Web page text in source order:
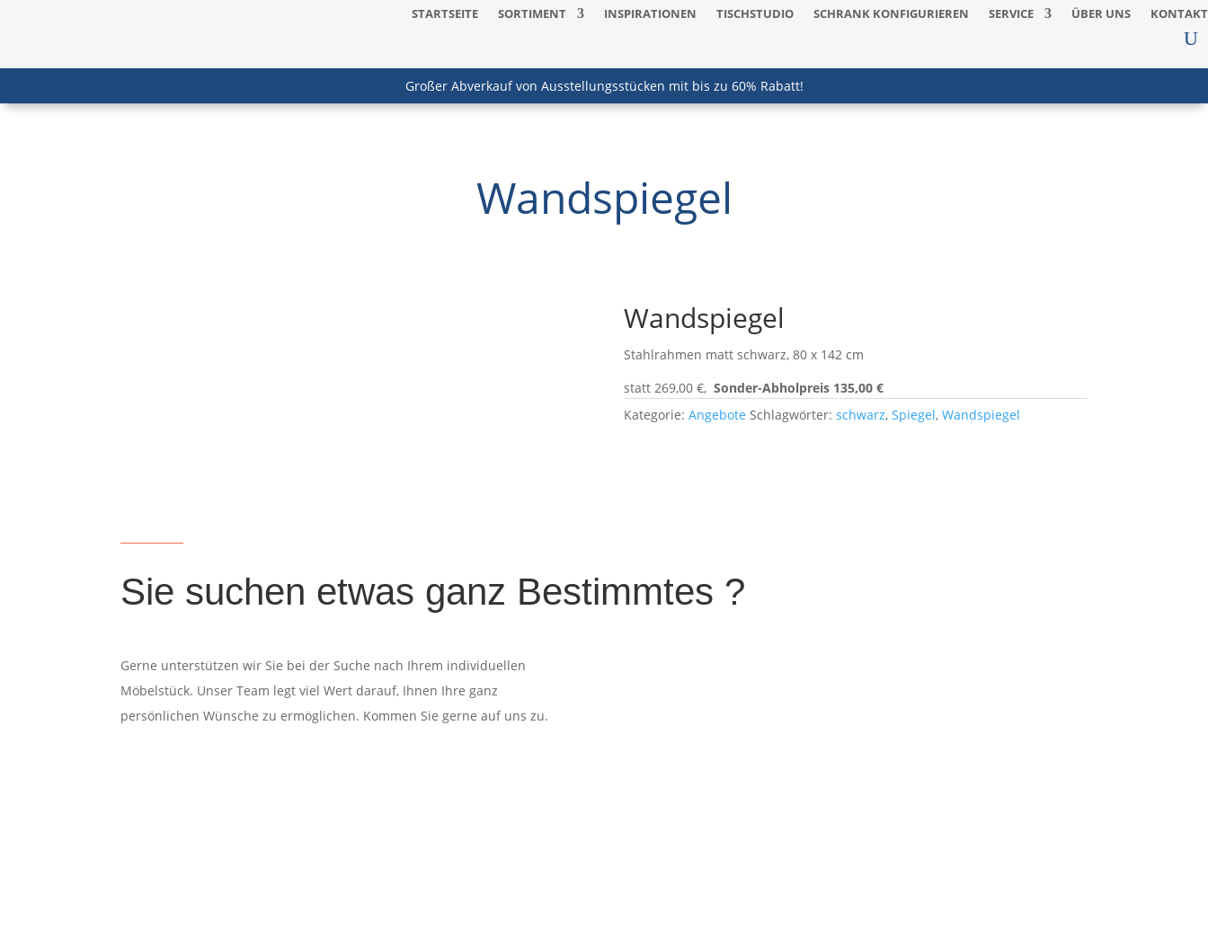
STARTSEITE SORTIMENT INSPIRATIONEN TISCHSTUDIO SCHRANK KONFIGURIEREN SERVICE ÜBER UNS KONTAKT
Großer Abverkauf von Ausstellungsstücken mit bis zu 60% Rabatt!
Wandspiegel
Wandspiegel
Stahlrahmen matt schwarz, 80 x 142 cm
statt 269,00 €, Sonder-Abholpreis 135,00 €
Kategorie: Angebote Schlagwörter: schwarz, Spiegel, Wandspiegel
Sie suchen etwas ganz Bestimmtes ?
Gerne unterstützen wir Sie bei der Suche nach Ihrem individuellen
Möbelstück. Unser Team legt viel Wert darauf, Ihnen Ihre ganz
persönlichen Wünsche zu ermöglichen. Kommen Sie gerne auf uns zu.